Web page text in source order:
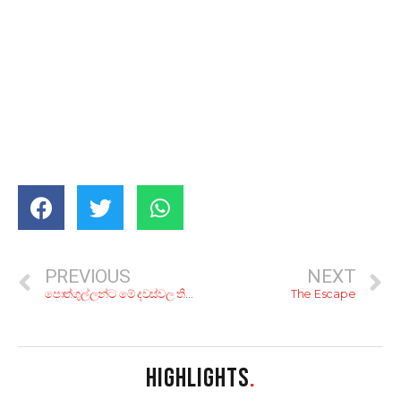
PREVIOUS
පොත්ගුල්ලන්ට මේ දවස්වල තියන ප්‍රශ්න!
NEXT
The Escape
HIGHLIGHTS.